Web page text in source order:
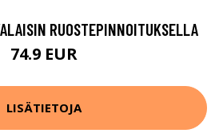
RUOSTEPINNOITUKSELLA
74.9 EUR
LISÄTIETOJA